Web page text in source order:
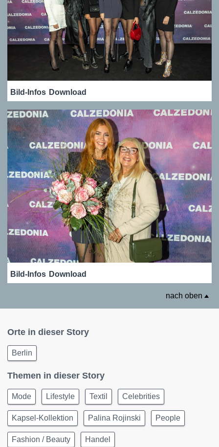
Bild-Infos Download
Bild-Infos Download
nach oben
Orte in dieser Story
Berlin
Themen in dieser Story
Mode Lifestyle Textil Celebrities
Kapsel-Kollektion Palina Rojinski People
Fashion / Beauty Handel